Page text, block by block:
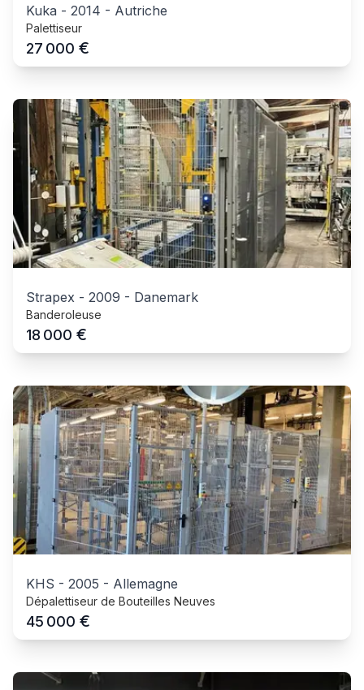
Kuka - 2014 - Autriche
Palettiseur
27 000 €
Strapex - 2009 - Danemark
Banderoleuse
18 000 €
KHS - 2005 - Allemagne
Dépalettiseur de Bouteilles Neuves
45 000 €